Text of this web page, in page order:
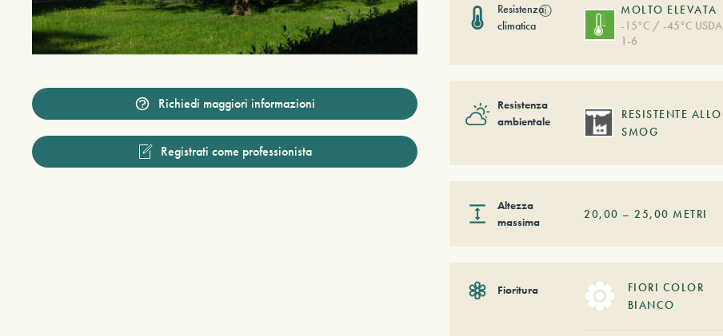
Richiedi maggiori informazioni
Registrati come professionista
Resistenza
climatica
ⓘ
MOLTO ELEVATA
-15°C / -45°C USDA
1-6
Resistenza
ambientale
RESISTENTE ALLO
SMOG
Altezza
massima
20,00 –25,00 METRI
Fioritura
FIORI COLOR
BIANCO